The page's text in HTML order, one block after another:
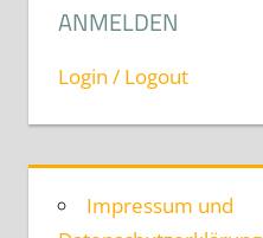
ANMELDEN
Login / Logout
Impressum und